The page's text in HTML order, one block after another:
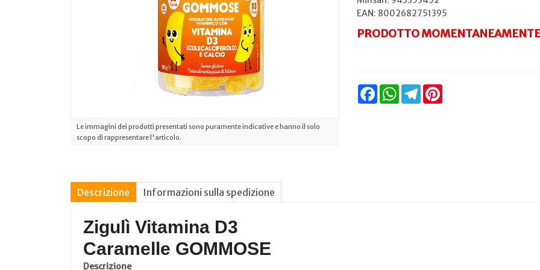
Le immagini dei prodotti presentati sono puramente indicative e hanno il solo
scopo di rappresentare l'articolo.
EAN: 8002682751395
PRODOTTO
FacebookWhatsAppTelegram
Descrizione Informazioni sulla spedizione
Zigulì Vitamina D3
Caramelle GOMMOSE
Descrizione